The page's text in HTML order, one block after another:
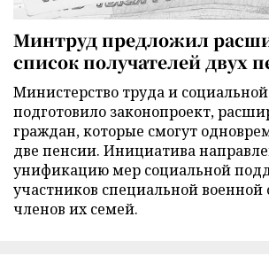
Минтруд предложил
список получателей двух
Министерство труда и
подготовило законопроект,
граждан, которые смогут
две пенсии. Инициатива
унификацию мер социальной
участников специальной
членов их семей.